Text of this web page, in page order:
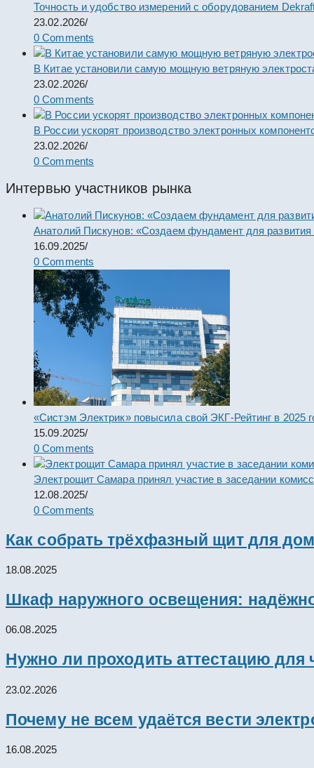
Точность и удобство измерений с оборудованием
23.02.2026/
0 Comments
В Китае установили самую мощную ветряную
23.02.2026/
0 Comments
В России ускорят производство электронных
23.02.2026/
0 Comments
Интервью участников рынка
Анатолий Пискунов: «Создаем фундамент для развития
16.09.2025/
0 Comments
«Систэм Электрик» повысила свой ЭКГ-Рейтинг в 2025
15.09.2025/
0 Comments
Электрощит Самара принял участие в заседании
12.08.2025/
0 Comments
Как собрать трёхфазный щит для
18.08.2025
Шкаф наружного освещения:
06.08.2025
Нужно ли проходить аттестацию для
23.02.2026
Почему не всем удаётся вести
16.08.2025